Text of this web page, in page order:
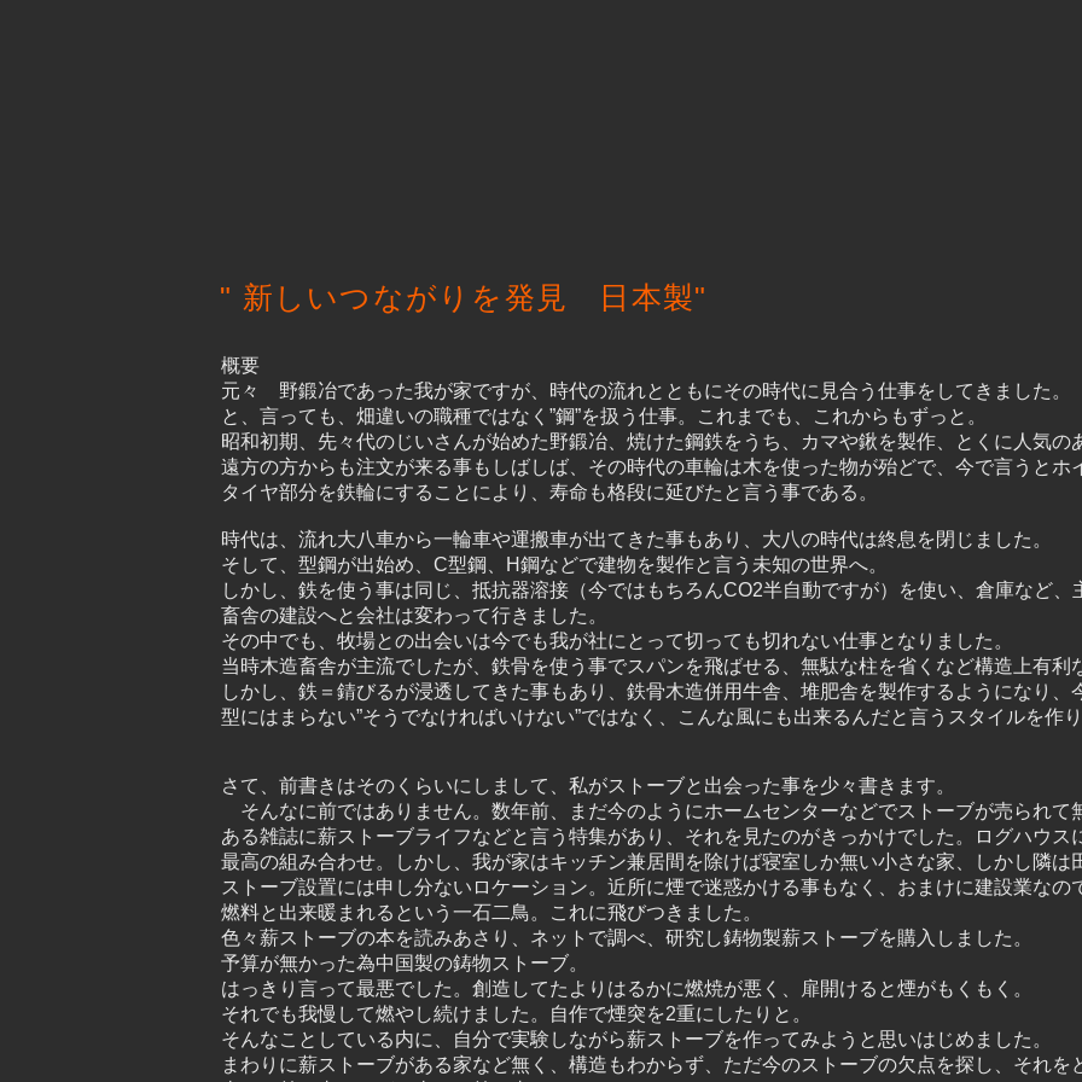
" 新しいつながりを発見 日本製"
概要
元々 野鍛冶であった我が家ですが、時代の流れとともにその時代に見合う仕事をしてきました。
と、言っても、畑違いの職種ではなく”鋼”を扱う仕事。これまでも、これからもずっと。
昭和初期、先々代のじいさんが始めた野鍛冶、焼けた鋼鉄をうち、カマや鍬を製作、とくに人気の
遠方の方からも注文が来る事もしばしば、その時代の車輪は木を使った物が殆どで、今で言うとホ
タイヤ部分を鉄輪にすることにより、寿命も格段に延びたと言う事である。
時代は、流れ大八車から一輪車や運搬車が出てきた事もあり、大八の時代は終息を閉じました。
そして、型鋼が出始め、C型鋼、H鋼などで建物を製作と言う未知の世界へ。
しかし、鉄を使う事は同じ、抵抗器溶接（今ではもちろんCO2半自動ですが）を使い、倉庫など、
畜舎の建設へと会社は変わって行きました。
その中でも、牧場との出会いは今でも我が社にとって切っても切れない仕事となりました。
当時木造畜舎が主流でしたが、鉄骨を使う事でスパンを飛ばせる、無駄な柱を省くなど構造上有利
しかし、鉄＝錆びるが浸透してきた事もあり、鉄骨木造併用牛舎、堆肥舎を製作するようになり、
型にはまらない”そうでなければいけない”ではなく、こんな風にも出来るんだと言うスタイルを作り
さて、前書きはそのくらいにしまして、私がストーブと出会った事を少々書きます。
そんなに前ではありません。数年前、まだ今のようにホームセンターなどでストーブが売られて
ある雑誌に薪ストーブライフなどと言う特集があり、それを見たのがきっかけでした。ログハウス
最高の組み合わせ。しかし、我が家はキッチン兼居間を除けば寝室しか無い小さな家、しかし隣は
ストーブ設置には申し分ないロケーション。近所に煙で迷惑かける事もなく、おまけに建設業なの
燃料と出来暖まれるという一石二鳥。これに飛びつきました。
色々薪ストーブの本を読みあさり、ネットで調べ、研究し鋳物製薪ストーブを購入しました。
予算が無かった為中国製の鋳物ストーブ。
はっきり言って最悪でした。創造してたよりはるかに燃焼が悪く、扉開けると煙がもくもく。
それでも我慢して燃やし続けました。自作で煙突を2重にしたりと。
そんなことしている内に、自分で実験しながら薪ストーブを作ってみようと思いはじめました。
まわりに薪ストーブがある家など無く、構造もわからず、ただ今のストーブの欠点を探し、それを